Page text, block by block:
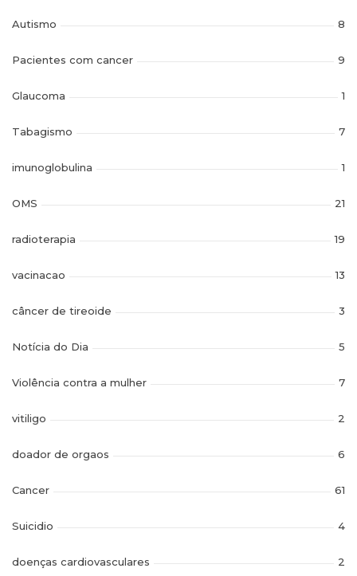
Autismo 8
Pacientes com cancer 9
Glaucoma 1
Tabagismo 7
imunoglobulina 1
OMS 21
radioterapia 19
vacinacao 13
câncer de tireoide 3
Notícia do Dia 5
Violência contra a mulher 7
vitiligo 2
doador de orgaos 6
Cancer 61
Suicidio 4
doenças cardiovasculares 2